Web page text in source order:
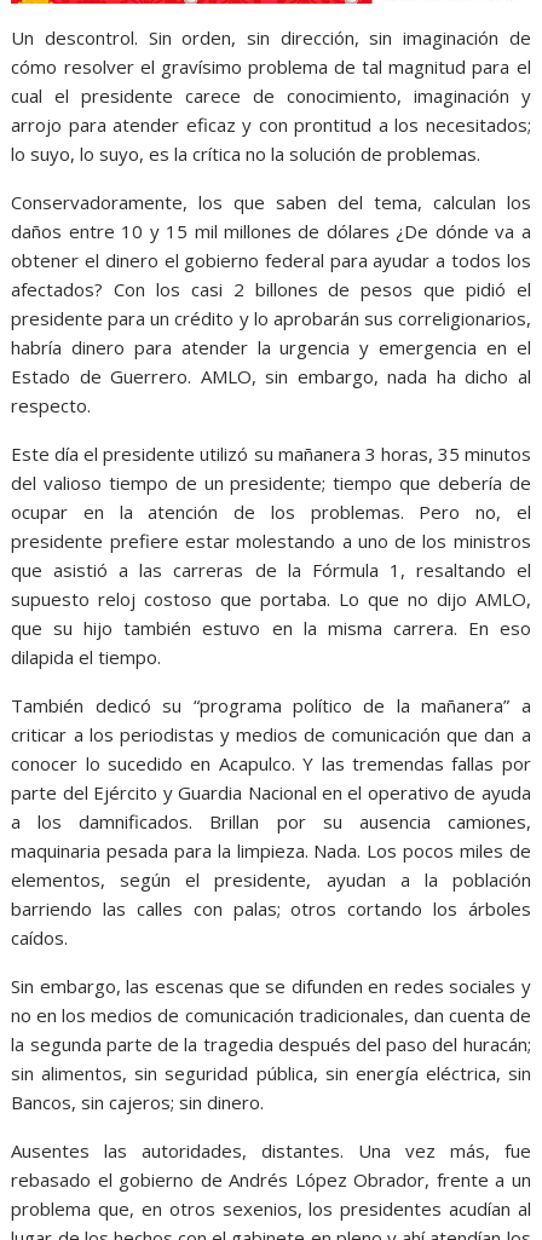
Un descontrol. Sin orden, sin dirección, sin imaginación de
cómo resolver el gravísimo problema de tal magnitud para el
cual el presidente carece de conocimiento, imaginación y
arrojo para atender eficaz y con prontitud a los necesitados;
lo suyo, lo suyo, es la crítica no la solución de problemas.
Conservadoramente, los que saben del tema, calculan los
daños entre 10 y 15 mil millones de dólares ¿De dónde va a
obtener el dinero el gobierno federal para ayudar a todos los
afectados? Con los casi 2 billones de pesos que pidió el
presidente para un crédito y lo aprobarán sus correligionarios,
habría dinero para atender la urgencia y emergencia en el
Estado de Guerrero. AMLO, sin embargo, nada ha dicho al
respecto.
Este día el presidente utilizó su mañanera 3 horas, 35 minutos
del valioso tiempo de un presidente; tiempo que debería de
ocupar en la atención de los problemas. Pero no, el
presidente prefiere estar molestando a uno de los ministros
que asistió a las carreras de la Fórmula 1, resaltando el
supuesto reloj costoso que portaba. Lo que no dijo AMLO,
que su hijo también estuvo en la misma carrera. En eso
dilapida el tiempo.
También dedicó su “programa político de la mañanera” a
criticar a los periodistas y medios de comunicación que dan a
conocer lo sucedido en Acapulco. Y las tremendas fallas por
parte del Ejército y Guardia Nacional en el operativo de ayuda
a los damnificados. Brillan por su ausencia camiones,
maquinaria pesada para la limpieza. Nada. Los pocos miles de
elementos, según el presidente, ayudan a la población
barriendo las calles con palas; otros cortando los árboles
caídos.
Sin embargo, las escenas que se difunden en redes sociales y
no en los medios de comunicación tradicionales, dan cuenta de
la segunda parte de la tragedia después del paso del huracán;
sin alimentos, sin seguridad pública, sin energía eléctrica, sin
Bancos, sin cajeros; sin dinero.
Ausentes las autoridades, distantes. Una vez más, fue
rebasado el gobierno de Andrés López Obrador, frente a un
problema que, en otros sexenios, los presidentes acudían al